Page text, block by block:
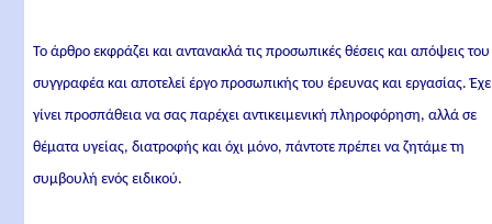
Το άρθρο εκφράζει και αντανακλά τις προσωπικές θέσεις και απόψεις του
συγγραφέα και αποτελεί έργο προσωπικής του έρευνας και εργασίας.
γίνει προσπάθεια να σας παρέχει αντικειμενική πληροφόρηση, αλλά σε
θέματα υγείας, διατροφής και όχι μόνο, πάντοτε πρέπει να ζητάμε τη
συμβουλή ενός ειδικού.